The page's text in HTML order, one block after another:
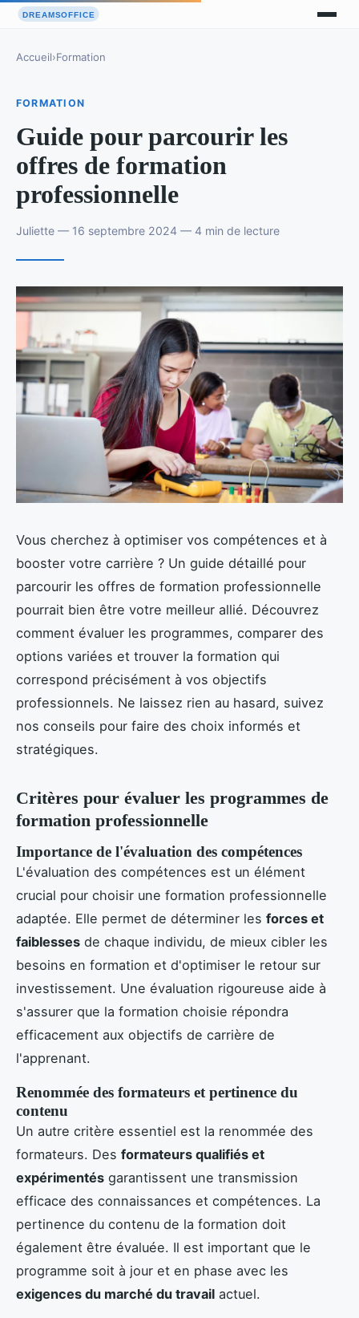
Accueil›Formation
FORMATION
Guide pour parcourir les
offres de formation
professionnelle
Juliette — 16 septembre 2024 — 4 min de lecture
Vous cherchez à optimiser vos compétences et à
booster votre carrière ? Un guide détaillé pour
parcourir les offres de formation professionnelle
pourrait bien être votre meilleur allié. Découvrez
comment évaluer les programmes, comparer des
options variées et trouver la formation qui
correspond précisément à vos objectifs
professionnels. Ne laissez rien au hasard, suivez
nos conseils pour faire des choix informés et
stratégiques.
Critères pour évaluer les programmes de
formation professionnelle
Importance de l'évaluation des compétences
L'évaluation des compétences est un élément
crucial pour choisir une formation professionnelle
adaptée. Elle permet de déterminer les forces et
faiblesses de chaque individu, de mieux cibler les
besoins en formation et d'optimiser le retour sur
investissement. Une évaluation rigoureuse aide à
s'assurer que la formation choisie répondra
efficacement aux objectifs de carrière de
l'apprenant.
Renommée des formateurs et pertinence du
contenu
Un autre critère essentiel est la renommée des
formateurs. Des formateurs qualifiés et
expérimentés garantissent une transmission
efficace des connaissances et compétences. La
pertinence du contenu de la formation doit
également être évaluée. Il est important que le
programme soit à jour et en phase avec les
exigences du marché du travail actuel.